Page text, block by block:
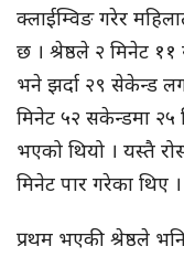
क्लाईम्विङ गरेर
छ । श्रेष्ठले २ मिनेट
भने झर्दा २९ सेकेन्ड
मिनेट ५२ सकेन्डमा २५
भएको थियो । यस्तै
मिनेट पार गरेका थिए ।
प्रथम भएकी श्रेष्ठले